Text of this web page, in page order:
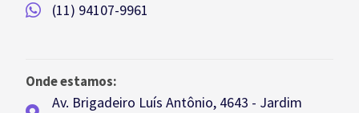
(11) 94107-9961
Onde estamos:
Av. Brigadeiro Luís Antônio, 4643 - Jardim